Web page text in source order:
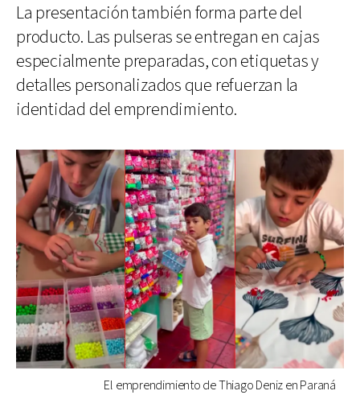
La presentación también forma parte del
producto. Las pulseras se entregan en cajas
especialmente preparadas, con etiquetas y
detalles personalizados que refuerzan la
identidad del emprendimiento.
El emprendimiento de Thiago Deniz en Paraná